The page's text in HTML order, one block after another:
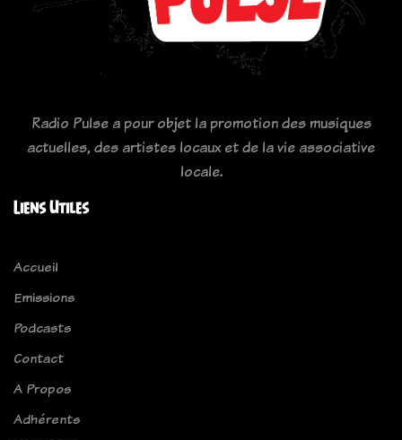
Radio Pulse a pour objet la promotion des musiques
actuelles, des artistes locaux et de la vie associative
locale.
Liens Utiles
Accueil
Emissions
Podcasts
Contact
A Propos
Adhérents